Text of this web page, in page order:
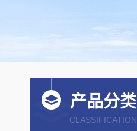
产品分类
CLASSIFICATION